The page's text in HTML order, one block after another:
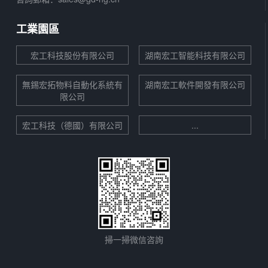
工業園區
宏工科技股份有限公司 湖南宏工智能科技有限公司
無錫宏拓物料自動化系統有
限公司
湖南宏工軟件開發有限公司
宏工科技（德國）有限公司 ...
掃一掃微信咨詢